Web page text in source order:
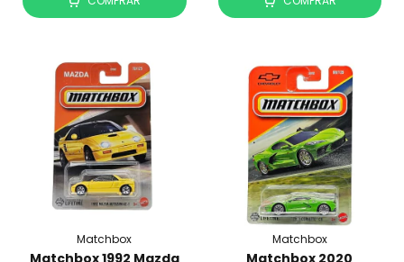
Matchbox
Matchbox 1992 Mazda
Matchbox
Matchbox 2020